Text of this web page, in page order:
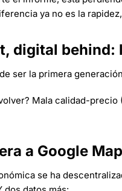
ya no es la
digital
ser la primera
Mala calidad-
a Google
se ha